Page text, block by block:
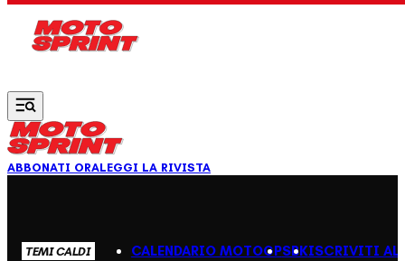
ABBONATI ORALEGGI LA RIVISTA
TEMI CALDI CALENDARIO MOTOGPSBKISCRIVITI AL